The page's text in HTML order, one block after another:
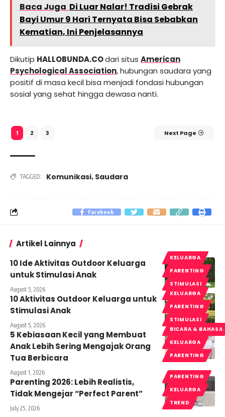
Baca Juga Di Luar Nalar! Tradisi Gebrak
Bayi Umur 9 Hari Ternyata Bisa Sebabkan
Kematian, Ini Penjelasannya
Dikutip HALLOBUNDA.COdari situs American
Psychological Association, hubungan saudara yang
positif di masa kecil bisa menjadi fondasi hubungan
sosial yang sehat hingga dewasa nanti.
1 2 3 Next Page
TAGGED: Komunikasi, Saudara
Facebook
Artikel Lainnya
KELUARGA
PARENTING
STIMULASI
10 Ide Aktivitas Outdoor Keluarga
untuk Stimulasi Anak
August 5, 2026
KELUARGA
PARENTING
STIMULASI
10 Aktivitas Outdoor Keluarga untuk
Stimulasi Anak
August 5, 2026
BICARA & BAHASA
KELUARGA
PARENTING
5 Kebiasaan Kecil yang Membuat
Anak Lebih Sering Mengajak Orang
Tua Berbicara
August 1, 2026
PARENTING
KELUARGA
TREND
Parenting 2026: Lebih Realistis,
Tidak Mengejar “Perfect Parent”
July 25, 2026